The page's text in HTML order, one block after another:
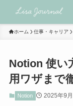
ホーム 仕事・キャリア
Notion 使い
用ワザまで
Notion 2025年9